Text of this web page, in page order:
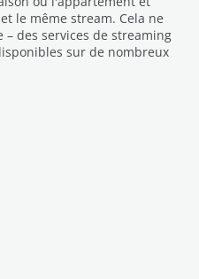
le même stream. Cela ne
des services de streaming
sur de nombreux